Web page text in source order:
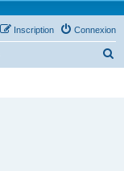
Connexion
Inscription